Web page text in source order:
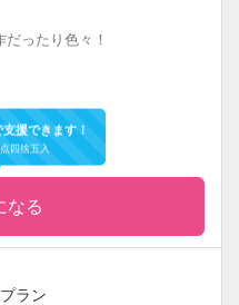
ったり色々！
支援できます！
四捨五入
なる
ラン